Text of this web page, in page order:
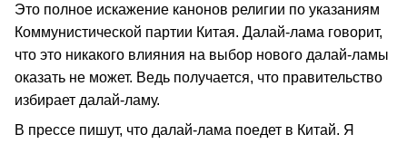
Это полное искажение канонов религии по указаниям
Коммунистической партии Китая. Далай-лама говорит,
что это никакого влияния на выбор нового далай-ламы
оказать не может. Ведь получается, что правительство
избирает далай-ламу.
В прессе пишут, что далай-лама поедет в Китай. Я